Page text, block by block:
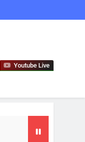
Youtube Live